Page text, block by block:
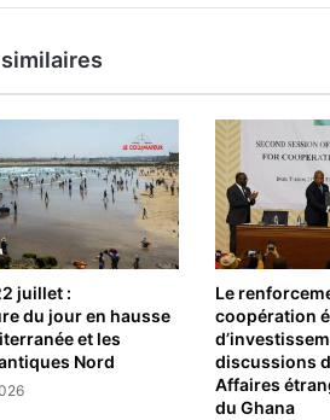
juillet :
du jour en hausse
et les
Nord
Le
coopération
discussions
Affaires
du Ghana